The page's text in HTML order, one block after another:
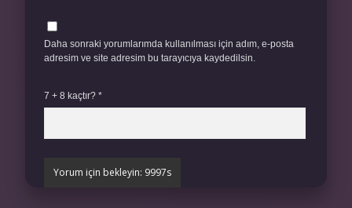
Daha sonraki yorumlarımda kullanılması için adım, e-posta
adresim ve site adresim bu tarayıcıya kaydedilsin.
7 + 8 kaçtır? *